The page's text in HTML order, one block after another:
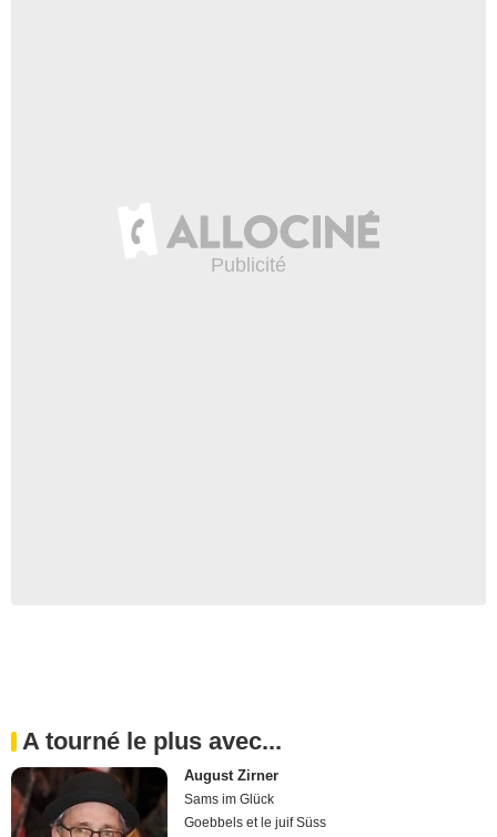
A tourné le plus avec...
August Zirner
Sams im Glück
Goebbels et le juif Süss